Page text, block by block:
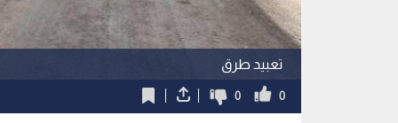
تعبيد طرق
0
0